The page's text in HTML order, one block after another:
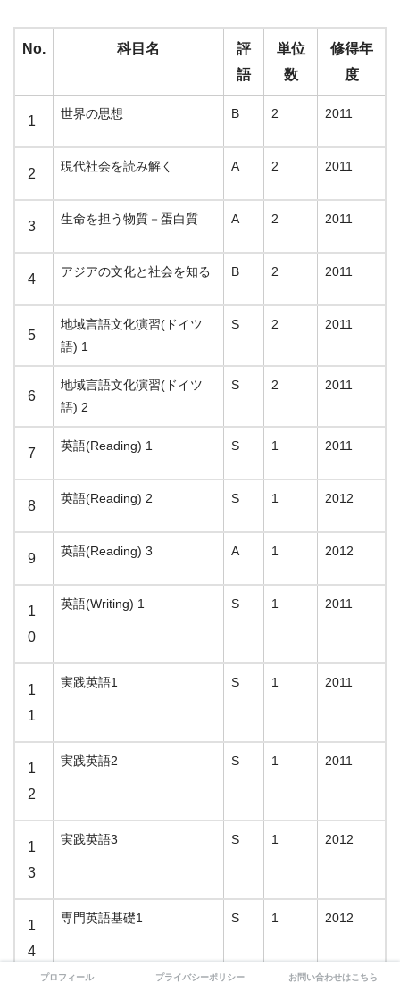
No. 科目名
評
語
単位
数
修得年
度
1 世界の思想 B 2 2011
2 現代社会を読み解く A 2 2011
3 生命を担う物質－蛋白質 A 2 2011
4 アジアの文化と社会を知る B 2 2011
5
地域言語文化演習(ドイツ
語) 1
S 2 2011
6
地域言語文化演習(ドイツ
語) 2
S 2 2011
7 英語(Reading) 1 S 1 2011
8 英語(Reading) 2 S 1 2012
9 英語(Reading) 3 A 1 2012
1
0
英語(Writing) 1 S 1 2011
1
1
実践英語1 S 1 2011
1
2
実践英語2 S 1 2011
1
3
実践英語3 S 1 2012
1
4
専門英語基礎1 S 1 2012
プロフィール プライバシーポリシー お問い合わせはこちら